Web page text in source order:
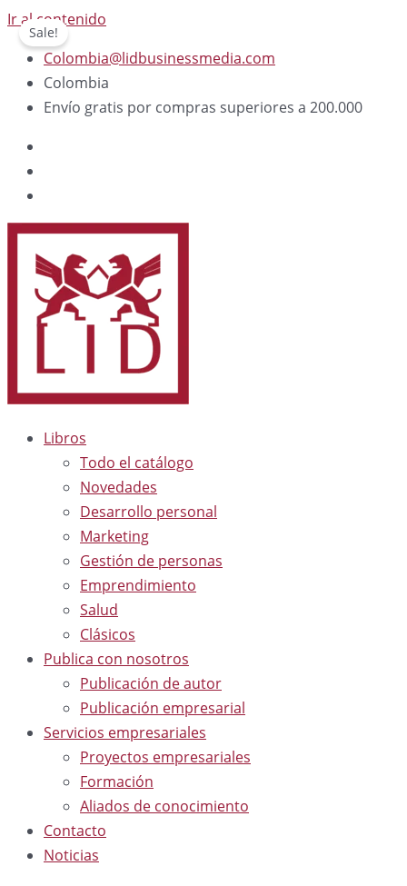
Ir al contenido
Colombia@lidbusinessmedia.com
Colombia
Envío gratis por compras superiores a 200.000
Libros
Todo el catálogo
Novedades
Desarrollo personal
Marketing
Gestión de personas
Emprendimiento
Salud
Clásicos
Publica con nosotros
Publicación de autor
Publicación empresarial
Servicios empresariales
Proyectos empresariales
Formación
Aliados de conocimiento
Contacto
Noticias
Sale!